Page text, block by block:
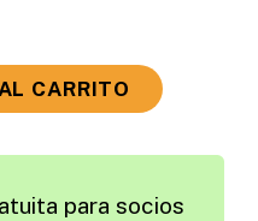
CARRITO
para socios